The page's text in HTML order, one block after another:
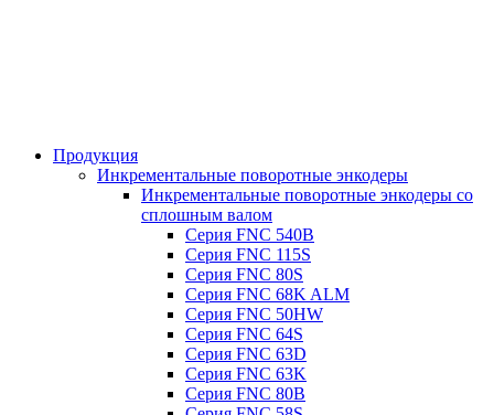
Продукция
Инкрементальные поворотные энкодеры
Инкрементальные поворотные энкодеры со
сплошным валом
Серия FNC 540B
Серия FNC 115S
Серия FNC 80S
Серия FNC 68K ALM
Серия FNC 50HW
Серия FNC 64S
Серия FNC 63D
Серия FNC 63K
Серия FNC 80B